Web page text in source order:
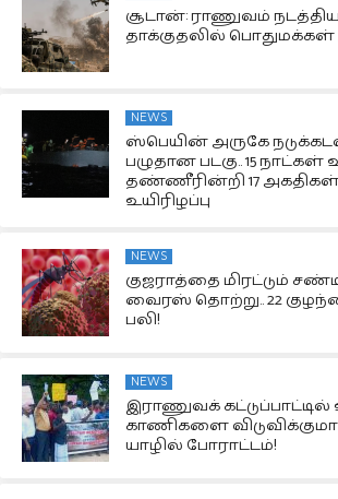
சூடான்: ராணுவம் நடத்திய
தாக்குதலில் பொதுமக்கள்
NEWS
ஸ்பெயின் அருகே
பழுதான படகு.. 15
தண்ணீரின்றி 17
உயிரிழப்பு
NEWS
குஜராத்தை மிரட்டும்
வைரஸ் தொற்று.. 22
பலி!
NEWS
இராணுவக்
காணிகளை
யாழில் போராட்டம்!